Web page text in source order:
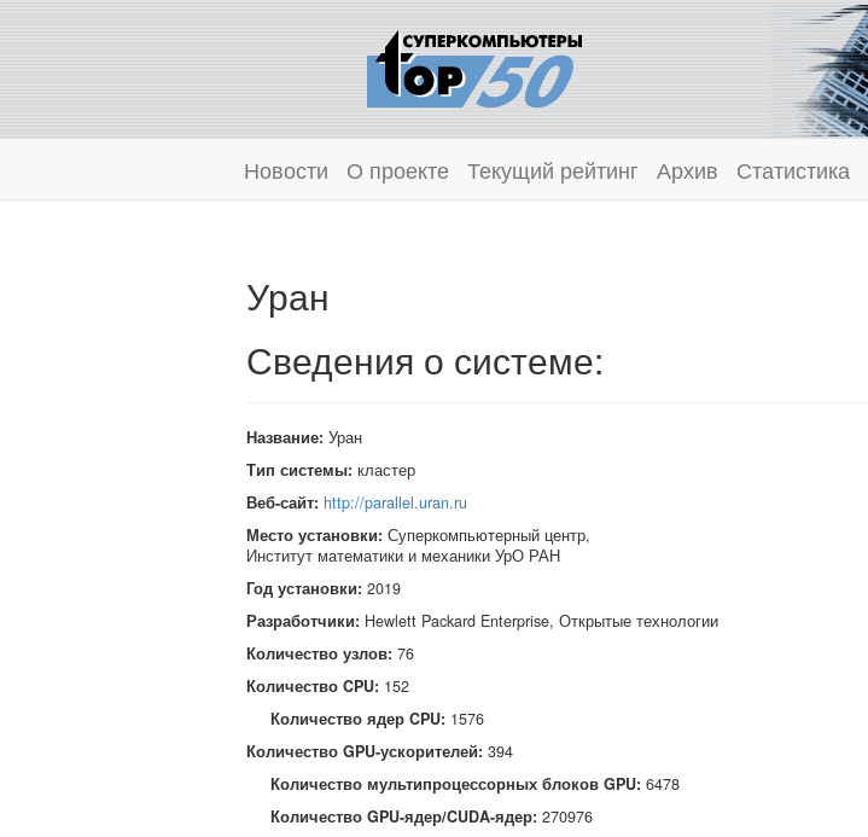
Новости О проекте Текущий рейтинг Архив Статистика
Уран
Сведения о системе:
Название: Уран
Тип системы: кластер
Веб-сайт: http://parallel.uran.ru
Место установки: Суперкомпьютерный центр,
Институт математики и механики УрО РАН
Год установки: 2019
Разработчики: Hewlett Packard Enterprise, Открытые технологии
Количество узлов: 76
Количество CPU: 152
Количество ядер CPU: 1576
Количество GPU-ускорителей: 394
Количество мультипроцессорных блоков GPU: 6478
Количество GPU-ядер/CUDA-ядер: 270976